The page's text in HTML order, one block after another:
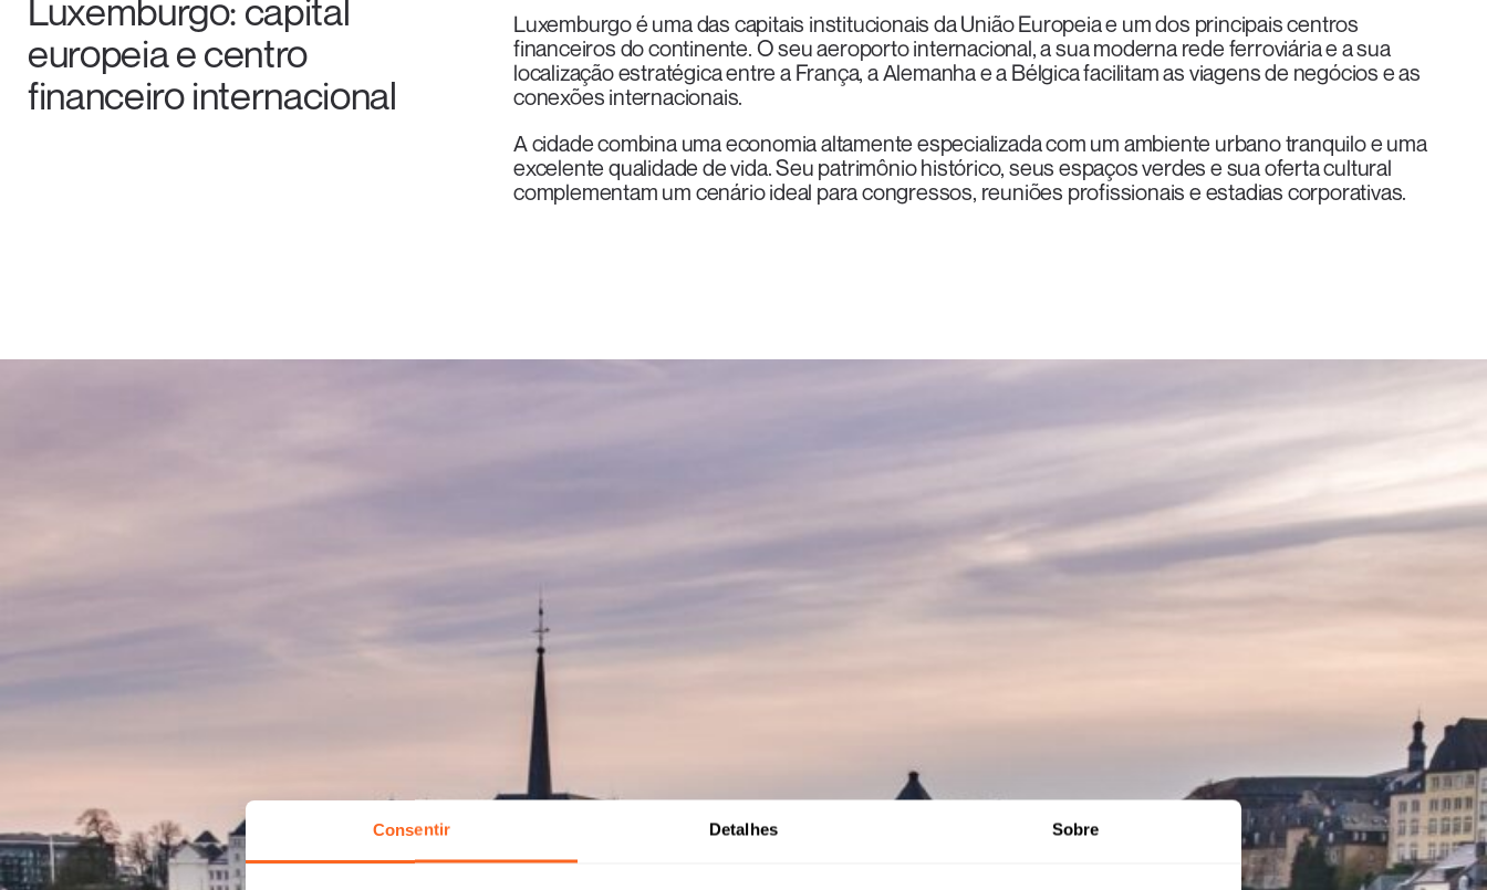
Consentir Detalhes Sobre
Luxemburgo: capital
europeia e centro
financeiro internacional
Luxemburgo é uma das capitais institucionais da União Europeia e um dos principais centros
financeiros do continente. O seu aeroporto internacional, a sua moderna rede ferroviária e a sua
localização estratégica entre a França, a Alemanha e a Bélgica facilitam as viagens de negócios e as
conexões internacionais.
A cidade combina uma economia altamente especializada com um ambiente urbano tranquilo e uma
excelente qualidade de vida. Seu patrimônio histórico, seus espaços verdes e sua oferta cultural
complementam um cenário ideal para congressos, reuniões profissionais e estadias corporativas.